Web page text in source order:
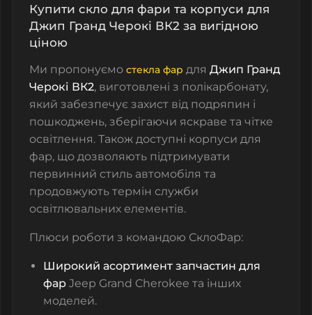
Купити скло для фари та корпуси для
Джип Гранд Черокі ВК2 за вигідною
ціною
Ми пропонуємо стекла фар для Джип Гранд
Черокі ВК2, виготовлені з полікарбонату,
який забезпечує захист від подряпин і
пошкоджень, зберігаючи яскраве та чітке
освітлення. Також доступні корпуси для
фар, що дозволяють підтримувати
первинний стиль автомобіля та
продовжують термін служби
освітлювальних елементів.
Плюси роботи з командою СклоФар:
Широкий асортимент запчастин для
фар Jeep Grand Cherokee та інших
моделей.